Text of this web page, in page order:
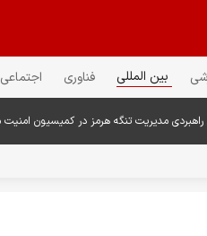
بین المللی فناوری اجتماعی
مدیریت تنگه هرمز در کمیسیون